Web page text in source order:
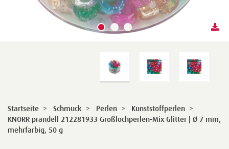
Startseite > Schmuck > Perlen > Kunststoffperlen >
KNORR prandell 212281933 Großlochperlen-Mix Glitter | Ø 7 mm,
mehrfarbig, 50 g